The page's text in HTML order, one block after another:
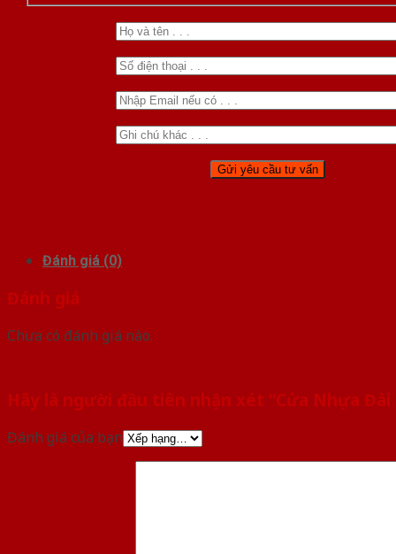
Đánh giá (0)
Đánh giá
Chưa có đánh giá nào.
Hãy là người đầu tiên nhận xét “Cửa Nhựa Đài
Đánh giá của bạn